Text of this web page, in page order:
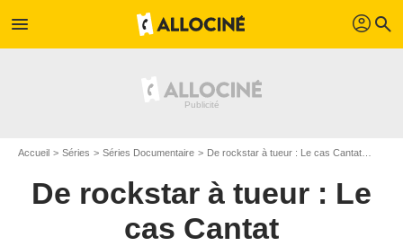
menu profil search
Accueil Séries Séries Documentaire De rockstar à tueur : Le cas Cantat
De rockstar à tueur : Le
cas Cantat